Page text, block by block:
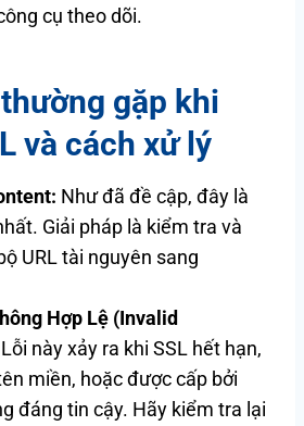
cụ theo dõi.
gặp khi
và cách xử lý
Như đã đề cập, đây là
Giải pháp là kiểm tra và
URL tài nguyên sang
Hợp Lệ (Invalid
Lỗi này xảy ra khi SSL hết hạn,
miền, hoặc được cấp bởi
đáng tin cậy. Hãy kiểm tra lại